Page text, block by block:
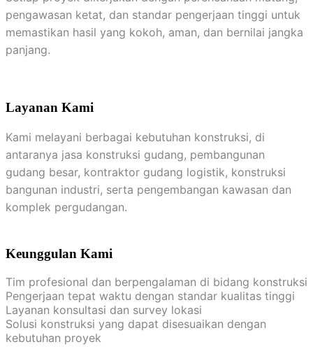
pengawasan ketat, dan standar pengerjaan tinggi untuk
memastikan hasil yang kokoh, aman, dan bernilai jangka
panjang.
Layanan Kami
Kami melayani berbagai kebutuhan konstruksi, di
antaranya jasa konstruksi gudang, pembangunan
gudang besar, kontraktor gudang logistik, konstruksi
bangunan industri, serta pengembangan kawasan dan
komplek pergudangan.
Keunggulan Kami
Tim profesional dan berpengalaman di bidang konstruksi
Pengerjaan tepat waktu dengan standar kualitas tinggi
Layanan konsultasi dan survey lokasi
Solusi konstruksi yang dapat disesuaikan dengan
kebutuhan proyek